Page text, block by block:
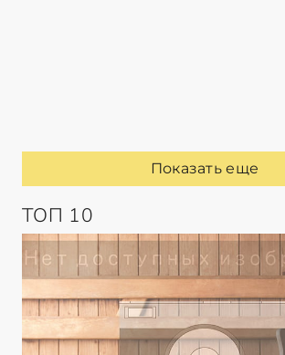
Показать еще
ТОП 10